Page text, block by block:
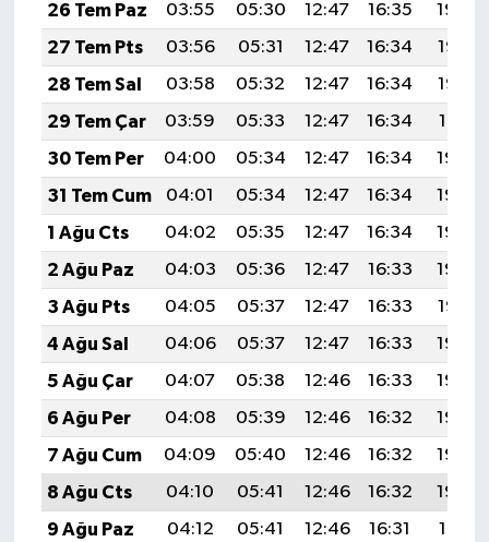
26 Tem Paz
03:55 05:30 12:47 16:35
19:54
27 Tem Pts
03:56 05:31 12:47 16:34
19:53
28 Tem Sal
03:58 05:32 12:47 16:34
19:52
29 Tem Çar
03:59 05:33 12:47 16:34
19:51
30 Tem Per
04:00 05:34 12:47 16:34
19:50
31 Tem Cum
04:01 05:34 12:47 16:34
19:49
1 Ağu Cts
04:02 05:35 12:47 16:34
19:49
2 Ağu Paz
04:03 05:36 12:47 16:33
19:48
3 Ağu Pts
04:05 05:37 12:47 16:33
19:47
4 Ağu Sal
04:06 05:37 12:47 16:33
19:46
5 Ağu Çar
04:07 05:38 12:46 16:33
19:45
6 Ağu Per
04:08 05:39 12:46 16:32
19:44
7 Ağu Cum
04:09 05:40 12:46 16:32
19:43
8 Ağu Cts
04:10 05:41 12:46 16:32
19:42
9 Ağu Paz
04:12 05:41 12:46 16:31
19:41